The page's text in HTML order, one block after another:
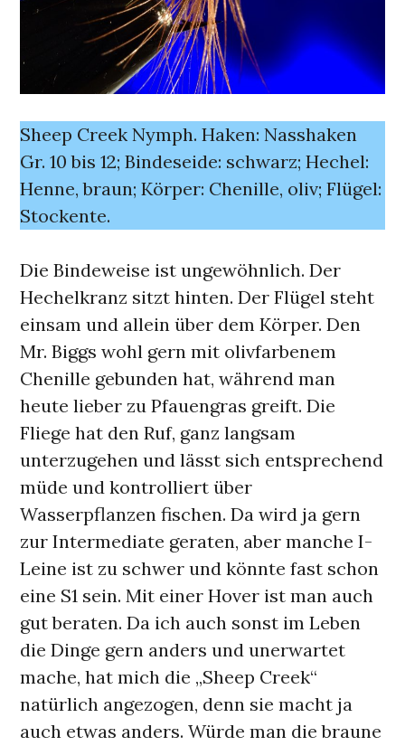
Sheep Creek Nymph. Haken: Nasshaken
Gr. 10 bis 12; Bindeseide: schwarz; Hechel:
Henne, braun; Körper: Chenille, oliv; Flügel:
Stockente.
Die Bindeweise ist ungewöhnlich. Der
Hechelkranz sitzt hinten. Der Flügel steht
einsam und allein über dem Körper. Den
Mr. Biggs wohl gern mit olivfarbenem
Chenille gebunden hat, während man
heute lieber zu Pfauengras greift. Die
Fliege hat den Ruf, ganz langsam
unterzugehen und lässt sich entsprechend
müde und kontrolliert über
Wasserpflanzen fischen. Da wird ja gern
zur Intermediate geraten, aber manche I-
Leine ist zu schwer und könnte fast schon
eine S1 sein. Mit einer Hover ist man auch
gut beraten. Da ich auch sonst im Leben
die Dinge gern anders und unerwartet
mache, hat mich die „Sheep Creek“
natürlich angezogen, denn sie macht ja
auch etwas anders. Würde man die braune